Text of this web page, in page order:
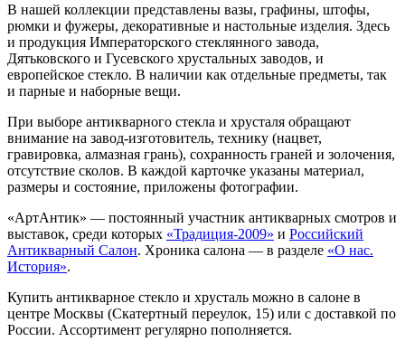
В нашей коллекции представлены вазы, графины, штофы,
рюмки и фужеры, декоративные и настольные изделия. Здесь
и продукция Императорского стеклянного завода,
Дятьковского и Гусевского хрустальных заводов, и
европейское стекло. В наличии как отдельные предметы, так
и парные и наборные вещи.
При выборе антикварного стекла и хрусталя обращают
внимание на завод-изготовитель, технику (нацвет,
гравировка, алмазная грань), сохранность граней и золочения,
отсутствие сколов. В каждой карточке указаны материал,
размеры и состояние, приложены фотографии.
«АртАнтик» — постоянный участник антикварных смотров и
выставок, среди которых «Традиция-2009» и Российский
Антикварный Салон. Хроника салона — в разделе «О нас.
История».
Купить антикварное стекло и хрусталь можно в салоне в
центре Москвы (Скатертный переулок, 15) или с доставкой по
России. Ассортимент регулярно пополняется.